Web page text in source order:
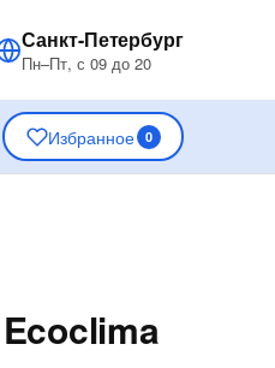
Санкт-Петербург
Пн–Пт, с 09 до 20
Избранное 0